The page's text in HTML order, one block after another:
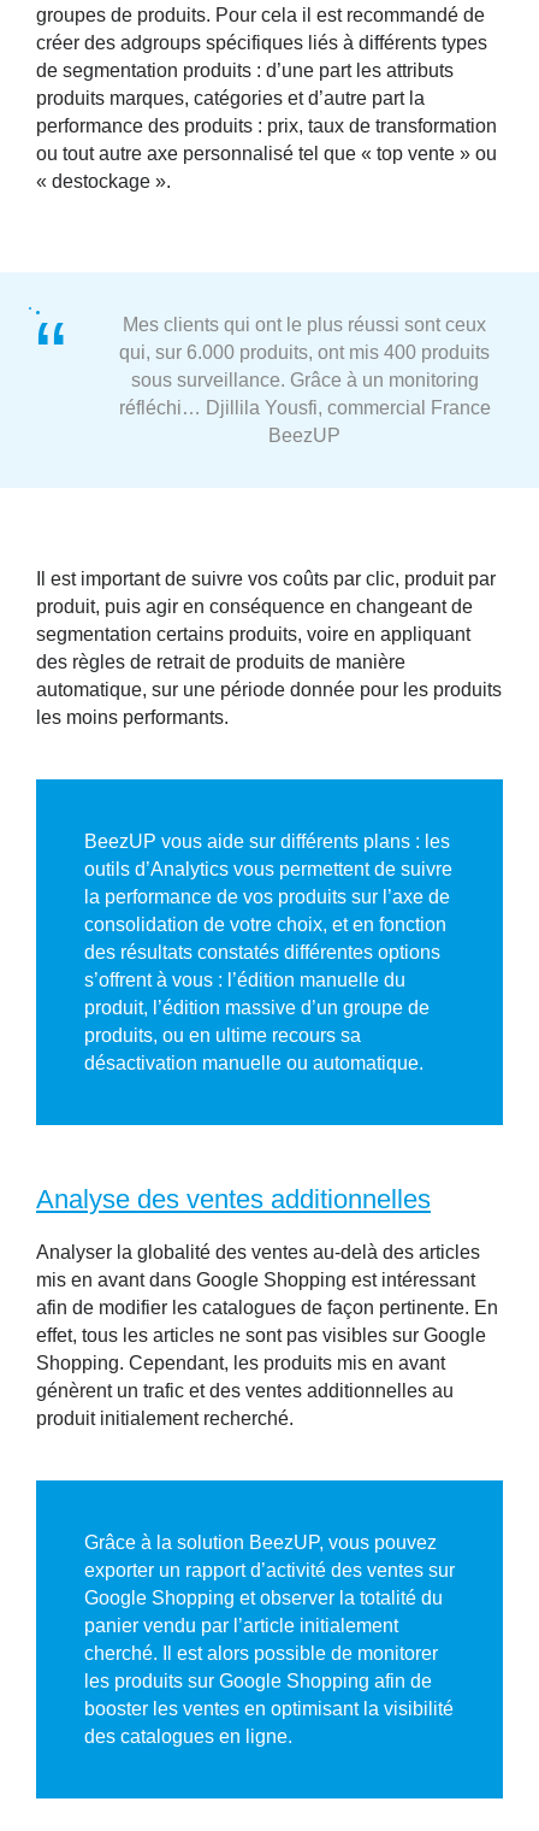
groupes de produits. Pour cela il est recommandé de
créer des adgroups spécifiques liés à différents types
de segmentation produits : d’une part les attributs
produits marques, catégories et d’autre part la
performance des produits : prix, taux de transformation
ou tout autre axe personnalisé tel que « top vente » ou
« destockage ».
Mes clients qui ont le plus réussi sont ceux
qui, sur 6.000 produits, ont mis 400 produits
sous surveillance. Grâce à un monitoring
réfléchi… Djillila Yousfi, commercial France
BeezUP
Il est important de suivre vos coûts par clic, produit par
produit, puis agir en conséquence en changeant de
segmentation certains produits, voire en appliquant
des règles de retrait de produits de manière
automatique, sur une période donnée pour les produits
les moins performants.
BeezUP vous aide sur différents plans : les
outils d’Analytics vous permettent de suivre
la performance de vos produits sur l’axe de
consolidation de votre choix, et en fonction
des résultats constatés différentes options
s’offrent à vous : l’édition manuelle du
produit, l’édition massive d’un groupe de
produits, ou en ultime recours sa
désactivation manuelle ou automatique.
Analyse des ventes additionnelles
Analyser la globalité des ventes au-delà des articles
mis en avant dans Google Shopping est intéressant
afin de modifier les catalogues de façon pertinente. En
effet, tous les articles ne sont pas visibles sur Google
Shopping. Cependant, les produits mis en avant
génèrent un trafic et des ventes additionnelles au
produit initialement recherché.
Grâce à la solution BeezUP, vous pouvez
exporter un rapport d’activité des ventes sur
Google Shopping et observer la totalité du
panier vendu par l’article initialement
cherché. Il est alors possible de monitorer
les produits sur Google Shopping afin de
booster les ventes en optimisant la visibilité
des catalogues en ligne.